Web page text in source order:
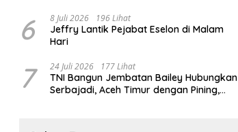
6 8 Juli 2026 196 Lihat
Jeffry Lantik Pejabat Eselon di Malam
Hari
7 24 Juli 2026 177 Lihat
TNI Bangun Jembatan Bailey Hubungkan
Serbajadi, Aceh Timur dengan Pining,